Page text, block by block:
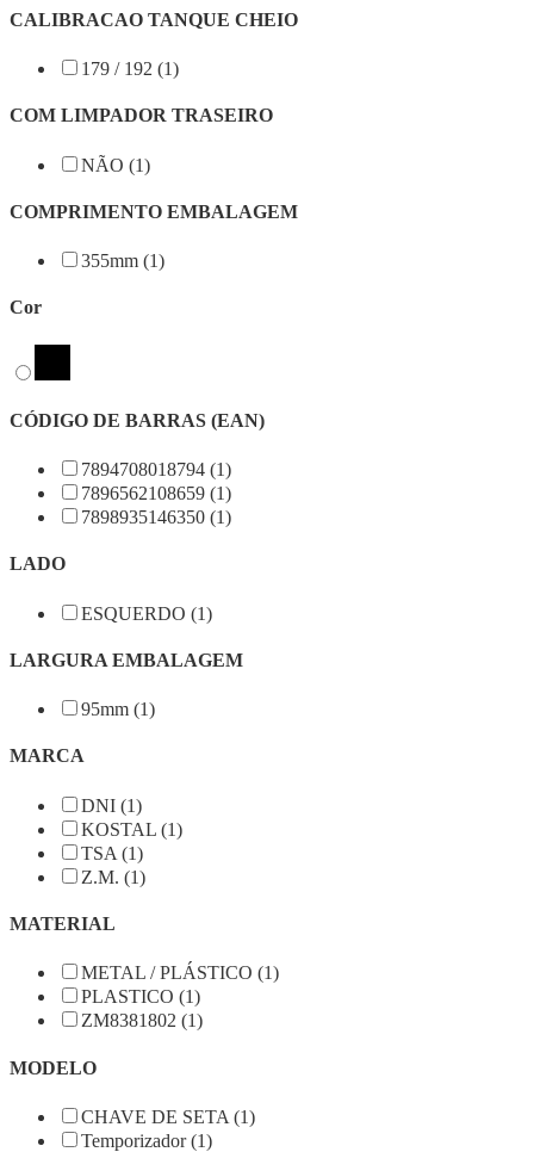
CALIBRACAO TANQUE CHEIO
179 / 192 (1)
COM LIMPADOR TRASEIRO
NÃO (1)
COMPRIMENTO EMBALAGEM
355mm (1)
Cor
CÓDIGO DE BARRAS (EAN)
7894708018794 (1)
7896562108659 (1)
7898935146350 (1)
LADO
ESQUERDO (1)
LARGURA EMBALAGEM
95mm (1)
MARCA
DNI (1)
KOSTAL (1)
TSA (1)
Z.M. (1)
MATERIAL
METAL / PLÁSTICO (1)
PLASTICO (1)
ZM8381802 (1)
MODELO
CHAVE DE SETA (1)
Temporizador (1)